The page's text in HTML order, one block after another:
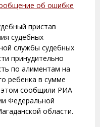
об ошибке
пристав
судебных
службы судебных
принудительно
по алиментам на
ребенка в сумме
этом сообщили РИА
Федеральной
области.